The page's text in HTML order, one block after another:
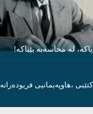
لە محاسەبە بێباکە!
،هاوپەیمانیی فریودەرانە